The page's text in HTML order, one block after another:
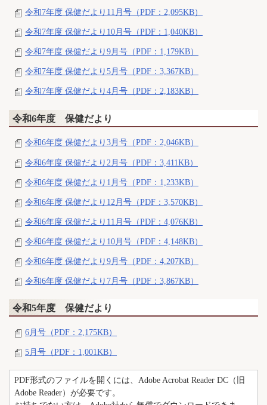
令和7年度 保健だより11月号（PDF：2,095KB）
令和7年度 保健だより10月号（PDF：1,040KB）
令和7年度 保健だより9月号（PDF：1,179KB）
令和7年度 保健だより5月号（PDF：3,367KB）
令和7年度 保健だより4月号（PDF：2,183KB）
令和6年度 保健だより
令和6年度 保健だより3月号（PDF：2,046KB）
令和6年度 保健だより2月号（PDF：3,411KB）
令和6年度 保健だより1月号（PDF：1,233KB）
令和6年度 保健だより12月号（PDF：3,570KB）
令和6年度 保健だより11月号（PDF：4,076KB）
令和6年度 保健だより10月号（PDF：4,148KB）
令和6年度 保健だより9月号（PDF：4,207KB）
令和6年度 保健だより7月号（PDF：3,867KB）
令和5年度 保健だより
6月号（PDF：2,175KB）
5月号（PDF：1,001KB）
PDF形式のファイルを開くには、Adobe Acrobat Reader DC（旧
Adobe Reader）が必要です。